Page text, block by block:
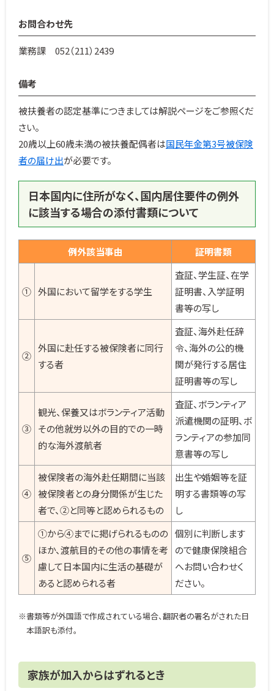
お問合わせ先
業務課 052（211）2439
備考
被扶養者の認定基準につきましては解説ページをご参照くだ
さい。
20歳以上60歳未満の被扶養配偶者は国民年金第3号被保険
者の届け出が必要です。
日本国内に住所がなく、国内居住要件の例外
に該当する場合の添付書類について
例外該当事由 証明書類
① 外国において留学をする学生
査証、学生証、在学
証明書、入学証明
書等の写し
②
外国に赴任する被保険者に同行
する者
査証、海外赴任辞
令、海外の公的機
関が発行する居住
証明書等の写し
③
観光、保養又はボランティア活動
その他就労以外の目的での一時
的な海外渡航者
査証、ボランティア
派遣機関の証明、ボ
ランティアの参加同
意書等の写し
④
被保険者の海外赴任期間に当該
被保険者との身分関係が生じた
者で、②と同等と認められるもの
出生や婚姻等を証
明する書類等の写
し
⑤
①から④までに掲げられるものの
ほか、渡航目的その他の事情を考
慮して日本国内に生活の基礎が
あると認められる者
個別に判断します
ので健康保険組合
へお問い合わせく
ださい。
※書類等が外国語で作成されている場合、翻訳者の署名がされた日
本語訳も添付。
家族が加入からはずれるとき